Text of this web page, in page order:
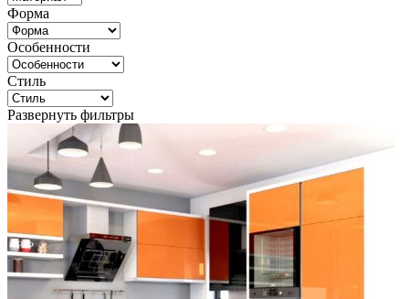
Форма
Особенности
Стиль
Развернуть фильтры